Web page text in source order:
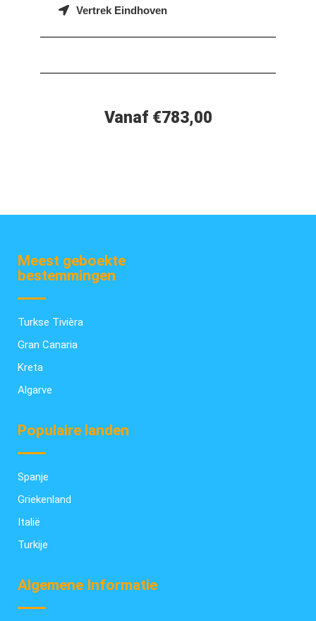
Vertrek Eindhoven
Vanaf €783,00
Meest geboekte
bestemmingen
Turkse Tivièra
Gran Canaria
Kreta
Algarve
Populaire landen
Spanje
Griekenland
Italië
Turkije
Algemene Informatie